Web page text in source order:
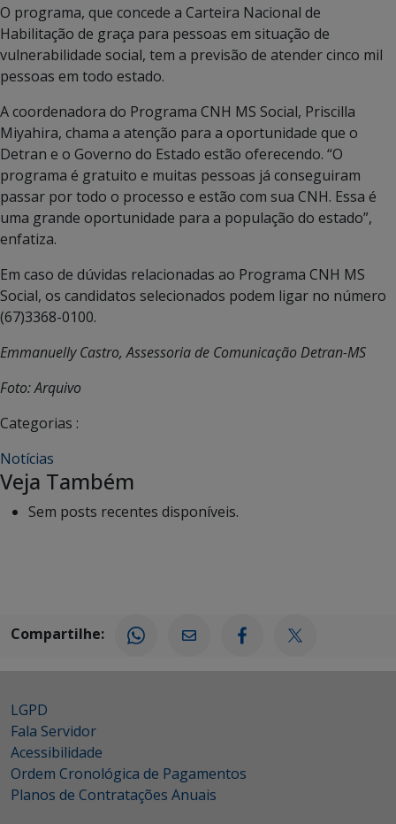
O programa, que concede a Carteira Nacional de
Habilitação de graça para pessoas em situação de
vulnerabilidade social, tem a previsão de atender cinco mil
pessoas em todo estado.
A coordenadora do Programa CNH MS Social, Priscilla
Miyahira, chama a atenção para a oportunidade que o
Detran e o Governo do Estado estão oferecendo. “O
programa é gratuito e muitas pessoas já conseguiram
passar por todo o processo e estão com sua CNH. Essa é
uma grande oportunidade para a população do estado”,
enfatiza.
Em caso de dúvidas relacionadas ao Programa CNH MS
Social, os candidatos selecionados podem ligar no número
(67)3368-0100.
Emmanuelly Castro, Assessoria de Comunicação Detran-MS
Foto: Arquivo
Categorias :
Notícias
Veja Também
Sem posts recentes disponíveis.
Compartilhe:
LGPD
Fala Servidor
Acessibilidade
Ordem Cronológica de Pagamentos
Planos de Contratações Anuais